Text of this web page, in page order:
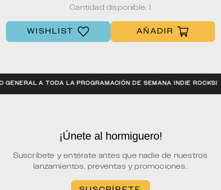
Cantidad disponible: 1
WISHLIST AÑADIR
GENERAL A TODA LA PROGRAMACIÓN DE SEMANA INDIE
¡Únete al hormiguero!
Suscríbete y entérate antes que nadie de nuestros
lanzamientos, preventas y promociones.